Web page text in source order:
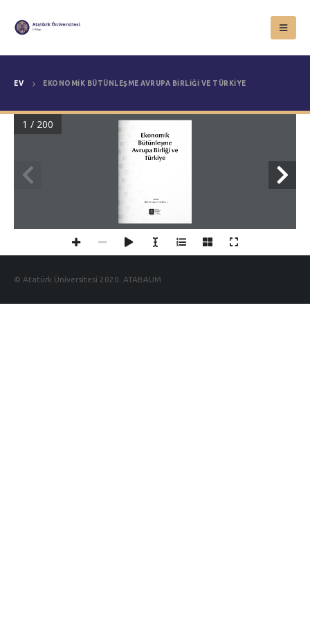
EV EKONOMIK BÜTÜNLEŞME AVRUPA BIRLIĞI VE TÜRKIYE
Ekonomik
Bütünleşme
Avrupa Birliği ve
Türkiye
Yazar
Prof. Dr. Sevda YAPRAKLI
1 / 200
© Atatürk Üniversitesi 2020. ATABAUM